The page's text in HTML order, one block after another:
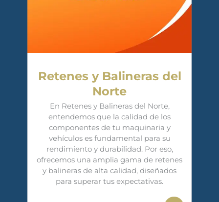
Retenes y Balineras del
Norte
En Retenes y Balineras del Norte,
entendemos que la calidad de los
componentes de tu maquinaria y
vehículos es fundamental para su
rendimiento y durabilidad. Por eso,
ofrecemos una amplia gama de retenes
y balineras de alta calidad, diseñados
para superar tus expectativas.